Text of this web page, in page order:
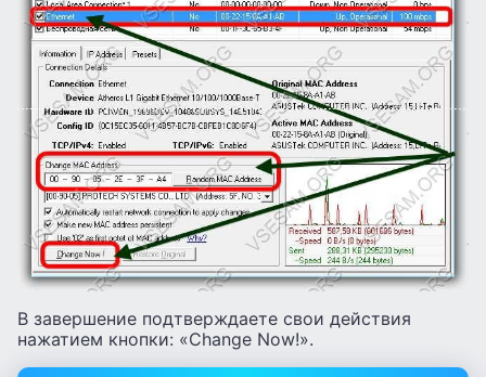
В завершение подтверждаете свои действия
нажатием кнопки: «Change Now!».